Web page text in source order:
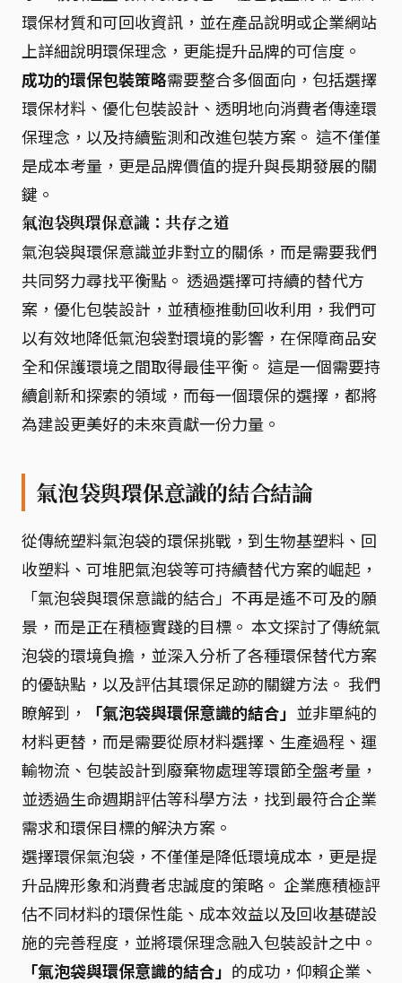
環保材質和可回收資訊，並在產品說明或企業網站
上詳細說明環保理念，更能提升品牌的可信度。
成功的環保包裝策略需要整合多個面向，包括選擇
環保材料、優化包裝設計、透明地向消費者傳達環
保理念，以及持續監測和改進包裝方案。 這不僅僅
是成本考量，更是品牌價值的提升與長期發展的關
鍵。
氣泡袋與環保意識：共存之道
氣泡袋與環保意識並非對立的關係，而是需要我們
共同努力尋找平衡點。 透過選擇可持續的替代方
案，優化包裝設計，並積極推動回收利用，我們可
以有效地降低氣泡袋對環境的影響，在保障商品安
全和保護環境之間取得最佳平衡。 這是一個需要持
續創新和探索的領域，而每一個環保的選擇，都將
為建設更美好的未來貢獻一份力量。
氣泡袋與環保意識的結合結論
從傳統塑料氣泡袋的環保挑戰，到生物基塑料、回
收塑料、可堆肥氣泡袋等可持續替代方案的崛起，
「氣泡袋與環保意識的結合」不再是遙不可及的願
景，而是正在積極實踐的目標。 本文探討了傳統氣
泡袋的環境負擔，並深入分析了各種環保替代方案
的優缺點，以及評估其環保足跡的關鍵方法。 我們
瞭解到，
「氣泡袋與環保意識的結合」 並非單純的
材料更替，而是需要從原材料選擇、生產過程、運
輸物流、包裝設計到廢棄物處理等環節全盤考量，
並透過生命週期評估等科學方法，找到最符合企業
需求和環保目標的解決方案。
選擇環保氣泡袋，不僅僅是降低環境成本，更是提
升品牌形象和消費者忠誠度的策略。 企業應積極評
估不同材料的環保性能、成本效益以及回收基礎設
施的完善程度，並將環保理念融入包裝設計之中。
「氣泡袋與環保意識的結合」 的成功，仰賴企業、